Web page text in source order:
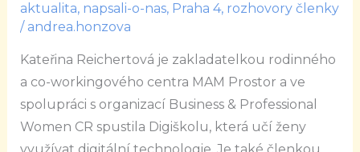
aktualita, napsali-o-nas, Praha 4, rozhovory členky
/ andrea.honzova
Kateřina Reichertová je zakladatelkou rodinného
a co-workingového centra MAM Prostor a ve
spolupráci s organizací Business & Professional
Women CR spustila Digiškolu, která učí ženy
kolem
jejího
podnikání,
tak
je
svěřila
digitálním